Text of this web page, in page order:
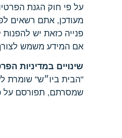
מעודכן, אתם רשאים
פנייה כזאת יש
אם המידע משמש
שינויים במדיניות
"הבית ביו״ש" שומרת
שמסרתם, תפורסם על